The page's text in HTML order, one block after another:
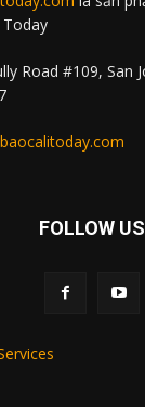
Today
Road #109, San
FOLLOW US